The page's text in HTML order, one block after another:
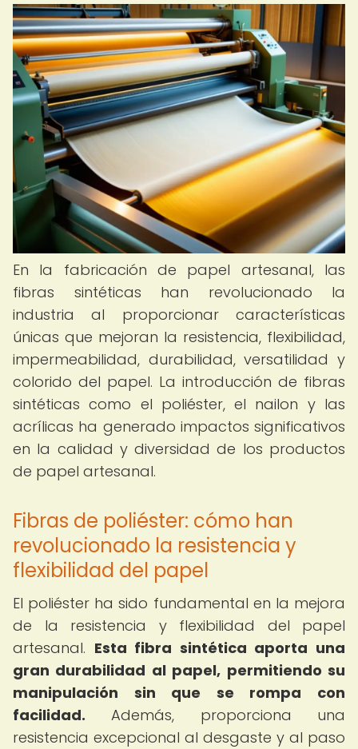
En la fabricación de papel artesanal, las
fibras sintéticas han revolucionado la
industria al proporcionar características
únicas que mejoran la resistencia, flexibilidad,
impermeabilidad, durabilidad, versatilidad y
colorido del papel. La introducción de fibras
sintéticas como el poliéster, el nailon y las
acrílicas ha generado impactos significativos
en la calidad y diversidad de los productos
de papel artesanal.
Fibras de poliéster: cómo han
revolucionado la resistencia y
flexibilidad del papel
El poliéster ha sido fundamental en la mejora
de la resistencia y flexibilidad del papel
artesanal. Esta fibra sintética aporta una
gran durabilidad al papel, permitiendo su
manipulación sin que se rompa con
facilidad. Además, proporciona una
resistencia excepcional al desgaste y al paso